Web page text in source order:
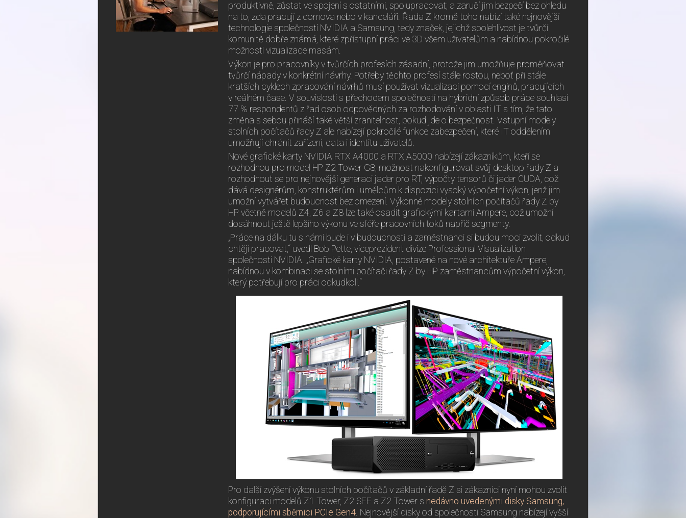
produktivně, zůstat ve spojení s ostatními, spolupracovat; a zaručí jim bezpečí bez ohledu
na to, zda pracují z domova nebo v kanceláři. Řada Z kromě toho nabízí také nejnovější
technologie společností NVIDIA a Samsung, tedy značek, jejichž spolehlivost je tvůrčí
komunitě dobře známá, které zpřístupní práci ve 3D všem uživatelům a nabídnou pokročilé
možnosti vizualizace masám.
Výkon je pro pracovníky v tvůrčích profesích zásadní, protože jim umožňuje proměňovat
tvůrčí nápady v konkrétní návrhy. Potřeby těchto profesí stále rostou, neboť při stále
kratších cyklech zpracování návrhů musí používat vizualizaci pomocí enginů, pracujících
v reálném čase. V souvislosti s přechodem společností na hybridní způsob práce souhlasí
77 % respondentů z řad osob odpovědných za rozhodování v oblasti IT s tím, že tato
změna s sebou přináší také větší zranitelnost, pokud jde o bezpečnost. Vstupní modely
stolních počítačů řady Z ale nabízejí pokročilé funkce zabezpečení, které IT oddělením
umožňují chránit zařízení, data i identitu uživatelů.
Nové grafické karty NVIDIA RTX A4000 a RTX A5000 nabízejí zákazníkům, kteří se
rozhodnou pro model HP Z2 Tower G8, možnost nakonfigurovat svůj desktop řady Z a
rozhodnout se pro nejnovější generaci jader pro RT, výpočty tensorů či jader CUDA, což
dává designérům, konstruktérům i umělcům k dispozici vysoký výpočetní výkon, jenž jim
umožní vytvářet budoucnost bez omezení. Výkonné modely stolních počítačů řady Z by
HP včetně modelů Z4, Z6 a Z8 lze také osadit grafickými kartami Ampere, což umožní
dosáhnout ještě lepšího výkonu ve sféře pracovních toků napříč segmenty.
„Práce na dálku tu s námi bude i v budoucnosti a zaměstnanci si budou moci zvolit, odkud
chtějí pracovat,“ uvedl Bob Pette, viceprezident divize Professional Visualization
společnosti NVIDIA. „Grafické karty NVIDIA, postavené na nové architektuře Ampere,
nabídnou v kombinaci se stolními počítači řady Z by HP zaměstnancům výpočetní výkon,
který potřebují pro práci odkudkoli.“
Pro další zvýšení výkonu stolních počítačů v základní řadě Z si zákazníci nyní mohou zvolit
konfiguraci modelů Z1 Tower, Z2 SFF a Z2 Tower s nedávno uvedenými disky Samsung,
podporujícími sběrnici PCIe Gen4. Nejnovější disky od společnosti Samsung nabízejí vyšší